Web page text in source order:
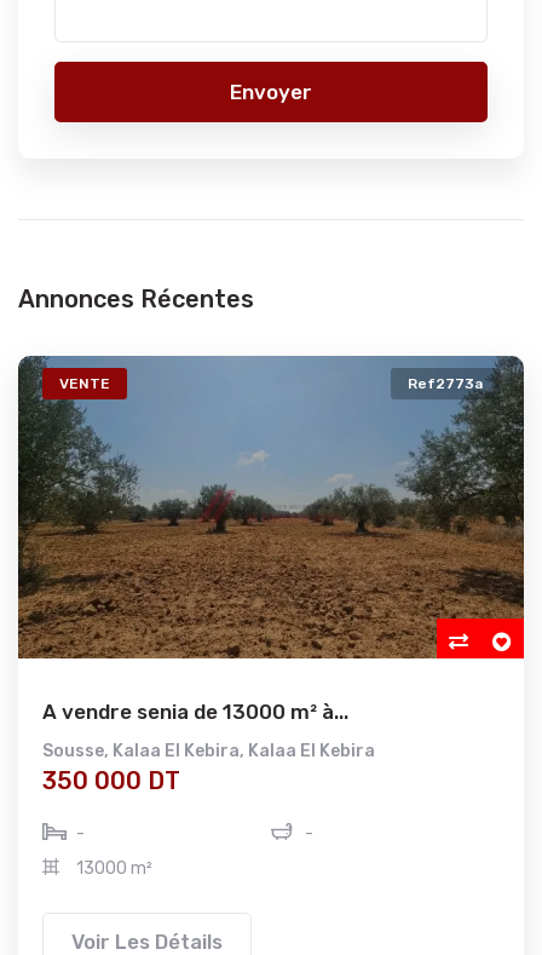
Envoyer
Annonces Récentes
VENTE Ref2773a
A vendre senia de 13000 m² à...
Sousse, Kalaa El Kebira, Kalaa El Kebira
350 000 DT
-
-
13000 m²
Voir Les Détails